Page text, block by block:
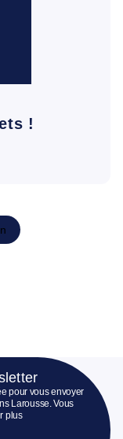
!
pour vous envoyer
Larousse. Vous
plus